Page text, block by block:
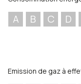
A B C D
Emission de gaz à